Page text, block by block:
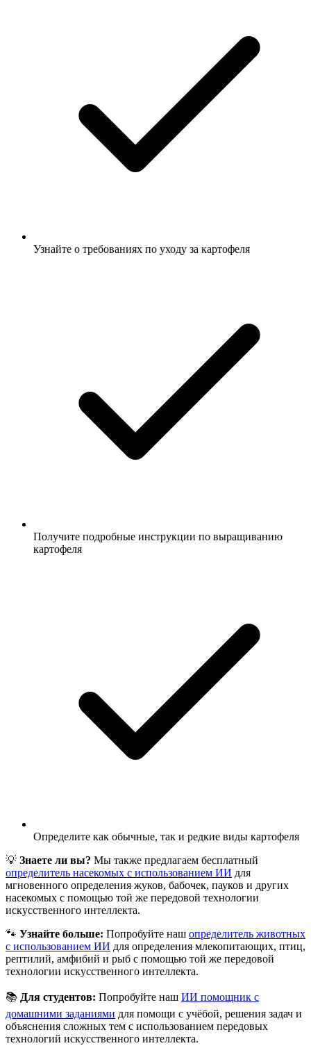
Узнайте о требованиях по уходу за картофеля
Получите подробные инструкции по выращиванию
картофеля
Определите как обычные, так и редкие виды картофеля
💡 Знаете ли вы? Мы также предлагаем бесплатный
определитель насекомых с использованием ИИ для
мгновенного определения жуков, бабочек, пауков и других
насекомых с помощью той же передовой технологии
искусственного интеллекта.
🐾 Узнайте больше: Попробуйте наш определитель животных
с использованием ИИ для определения млекопитающих, птиц,
рептилий, амфибий и рыб с помощью той же передовой
технологии искусственного интеллекта.
📚 Для студентов: Попробуйте наш ИИ помощник с
домашними заданиями для помощи с учёбой, решения задач и
объяснения сложных тем с использованием передовых
технологий искусственного интеллекта.